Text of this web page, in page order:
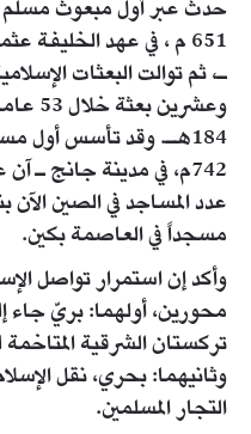
651 م ، في عهد
ـ، ثم توالت البعثات
184هـ. وقد تأسس أول
742م، في مدينة جانج ـ
مسجداً في العاصمة بكين.
وأكد إن استمرار تواصل
محورين، أولهما: بريّ جاء
تركستان الشرقية المتاخمة
وثانيهما: بحري، نقل
التجار المسلمين.